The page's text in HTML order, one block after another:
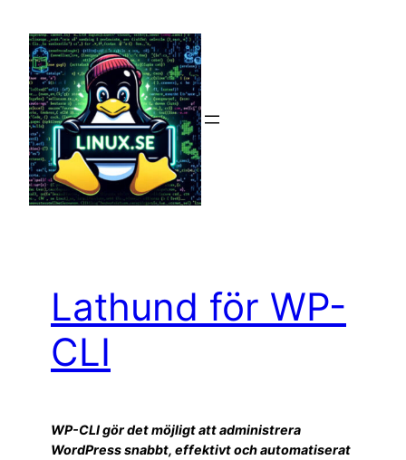
innehåll
Lathund för WP-
CLI
WP-CLI gör det möjligt att administrera
WordPress snabbt, effektivt och automatiserat